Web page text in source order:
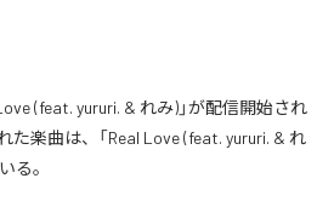
(feat. yururi. & れみ)」が配信開始され
楽曲は、「Real Love (feat. yururi. & れ
る。